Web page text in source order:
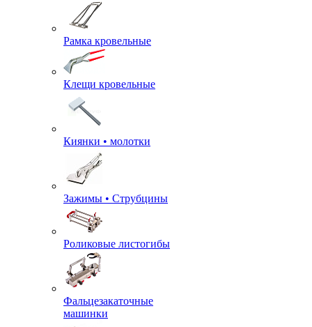
Рамка кровельные
Клещи кровельные
Киянки • молотки
Зажимы • Струбцины
Роликовые листогибы
Фальцезакаточные
машинки